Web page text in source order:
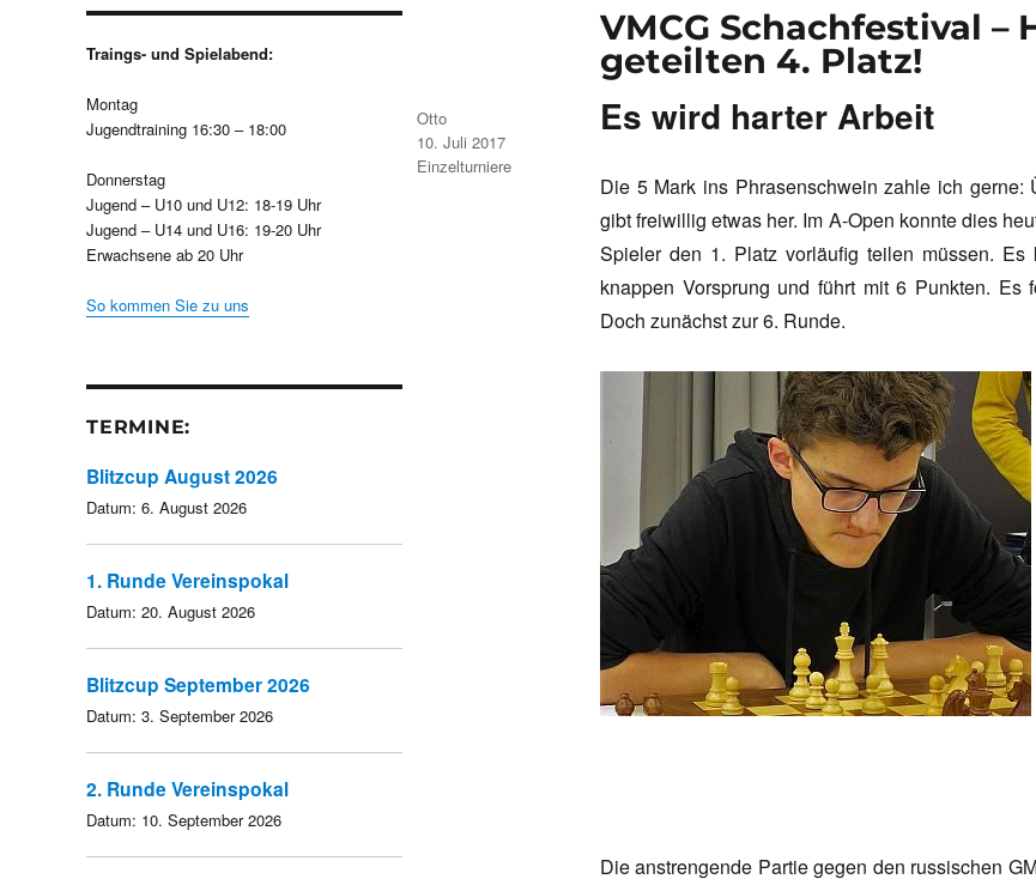
VMCG Schachfestival
geteilten 4. Platz!
Es wird harter Arbeit
Die 5 Mark ins Phrasenschwein zahle ich
gibt freiwillig etwas her. Im A-Open konnte dies
Spieler den 1. Platz vorläufig teilen müssen.
knappen Vorsprung und führt mit 6 Punkten.
Doch zunächst zur 6. Runde.
Die anstrengende Partie gegen den russischen
Autor
Otto
Veröffentlicht
am
10. Juli 2017
Kategorien
Einzelturniere
Traings- und Spielabend:
Montag
Jugendtraining 16:30 – 18:00
Donnerstag
Jugend – U10 und U12: 18-19 Uhr
Jugend – U14 und U16: 19-20 Uhr
Erwachsene ab 20 Uhr
So kommen Sie zu uns
TERMINE:
Blitzcup August 2026
Datum: 6. August 2026
1. Runde Vereinspokal
Datum: 20. August 2026
Blitzcup September 2026
Datum: 3. September 2026
2. Runde Vereinspokal
Datum: 10. September 2026